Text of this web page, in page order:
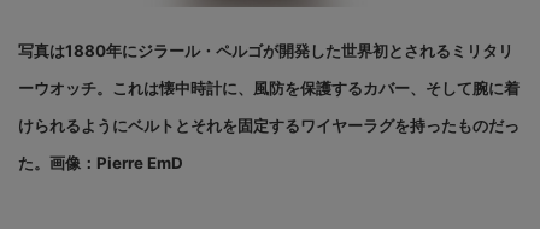
写真は1880年にジラール・ペルゴが開発した世界初とされるミリタリ
ーウオッチ。これは懐中時計に、風防を保護するカバー、そして腕に着
けられるようにベルトとそれを固定するワイヤーラグを持ったものだっ
た。画像：Pierre EmD